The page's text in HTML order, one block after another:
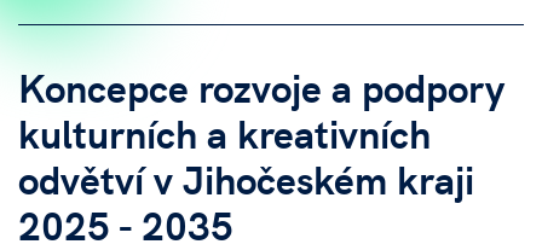
Koncepce rozvoje a podpory
kulturních a kreativních
odvětví v Jihočeském kraji
2025 - 2035